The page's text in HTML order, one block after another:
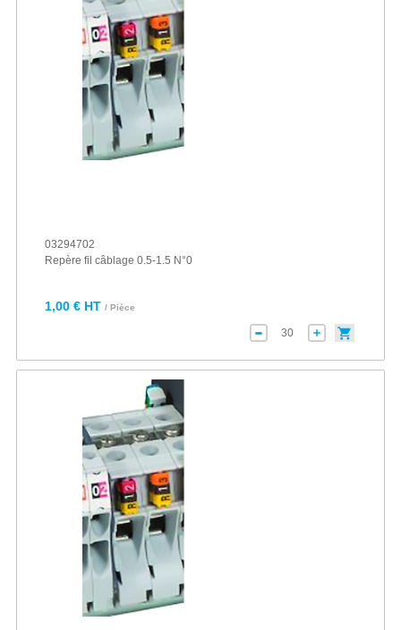
03294702
Repère fil câblage 0.5-1.5 N°0
1,00 € HT / Pièce